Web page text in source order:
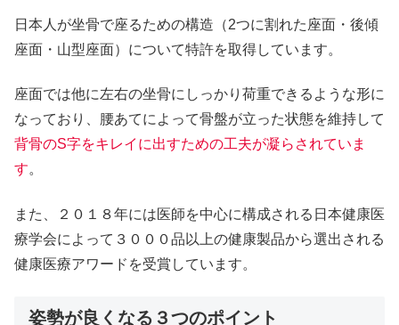
日本人が坐骨で座るための構造（2つに割れた座面・後傾
座面・山型座面）について特許を取得しています。
座面では他に左右の坐骨にしっかり荷重できるような形に
なっており、腰あてによって骨盤が立った状態を維持して
背骨のS字をキレイに出すための工夫が凝らされていま
す。
また、２０１８年には医師を中心に構成される日本健康医
療学会によって３０００品以上の健康製品から選出される
健康医療アワードを受賞しています。
姿勢が良くなる３つのポイント